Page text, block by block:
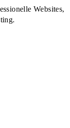
Websites,